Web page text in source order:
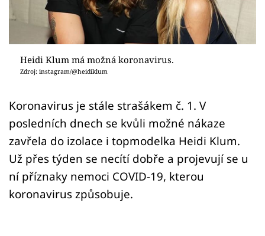
Videa
Sledujte prima+
Sledujte nás
Heidi Klum má možná koronavirus.
Zdroj: instagram/@heidiklum
Koronavirus je stále strašákem č. 1. V
posledních dnech se kvůli možné nákaze
zavřela do izolace i topmodelka Heidi Klum.
Už přes týden se necítí dobře a projevují se u
ní příznaky nemoci COVID-19, kterou
koronavirus způsobuje.